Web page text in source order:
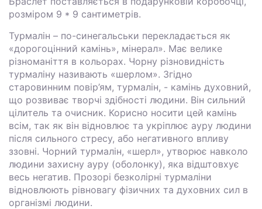
розміром 9 * 9 сантиметрів.
Турмалін – по-синегальськи перекладається як
«дорогоцінний камінь», мінерал». Має велике
різноманіття в кольорах. Чорну різновидність
турмаліну називають «шерлом». Згідно
старовинним повір’ям, турмалін, - камінь духовний,
що розвиває творчі здібності людини. Він сильний
цілитель та очисник. Корисно носити цей камінь
всім, так як він відновлює та укріплює ауру людини
після сильного стресу, або негативного впливу
ззовні. Чорний турмалін, «шерл», утворює навколо
людини захисну ауру (оболонку), яка відштовхує
весь негатив. Прозорі безколірні турмаліни
відновлюють рівновагу фізичних та духовних сил в
організмі людини.